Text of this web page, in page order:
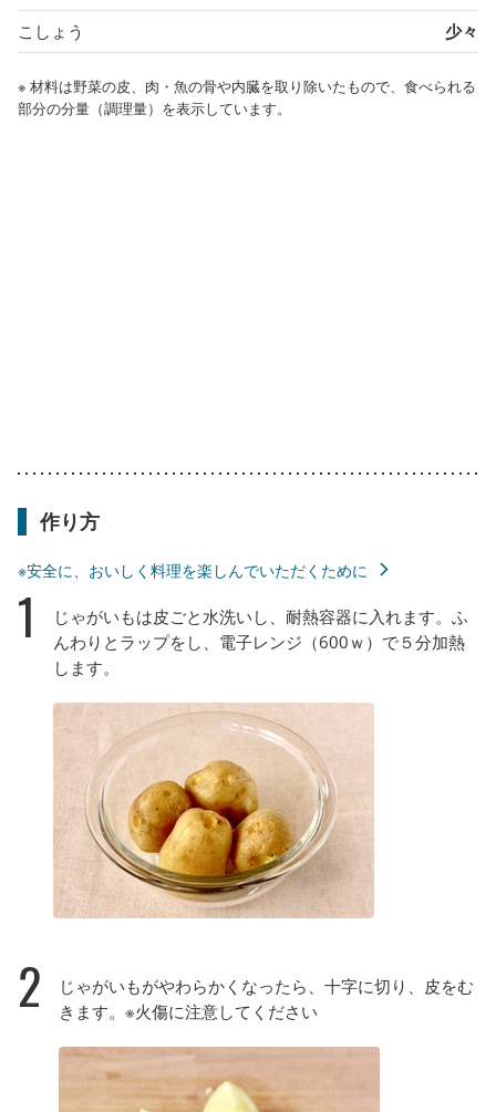
こしょう 少々
※ 材料は野菜の皮、肉・魚の骨や内臓を取り除いたもので、食べられる
部分の分量（調理量）を表示しています。
作り方
※安全に、おいしく料理を楽しんでいただくために
1
じゃがいもは皮ごと水洗いし、耐熱容器に入れます。ふ
んわりとラップをし、電子レンジ（600ｗ）で５分加熱
します。
2
じゃがいもがやわらかくなったら、十字に切り、皮をむ
きます。※火傷に注意してください